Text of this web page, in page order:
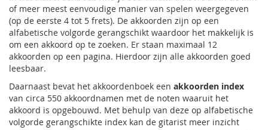
of meer meest eenvoudige manier van spelen weergegeven
(op de eerste 4 tot 5 frets). De akkoorden zijn op een
alfabetische volgorde gerangschikt waardoor het makkelijk is
om een akkoord op te zoeken. Er staan maximaal 12
akkoorden op een pagina. Hierdoor zijn alle akkoorden goed
leesbaar.
Daarnaast bevat het akkoordenboek een akkoorden index
van circa 550 akkoordnamen met de noten waaruit het
akkoord is opgebouwd. Met behulp van deze op alfabetische
volgorde gerangschikte index kan de gitarist meer inzicht